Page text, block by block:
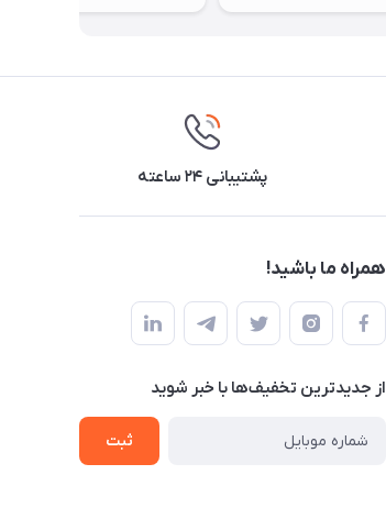
پشتیبانی ۲۴ ساعته
همراه ما باشید!
از جدید‌ترین تخفیف‌ها با‌ خبر شوید
ثبت